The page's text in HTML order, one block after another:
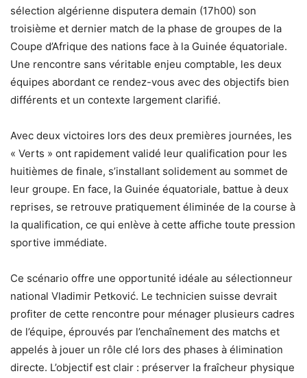
sélection algérienne disputera demain (17h00) son
troisième et dernier match de la phase de groupes de la
Coupe d’Afrique des nations face à la Guinée équatoriale.
Une rencontre sans véritable enjeu comptable, les deux
équipes abordant ce rendez-vous avec des objectifs bien
différents et un contexte largement clarifié.
Avec deux victoires lors des deux premières journées, les
« Verts » ont rapidement validé leur qualification pour les
huitièmes de finale, s’installant solidement au sommet de
leur groupe. En face, la Guinée équatoriale, battue à deux
reprises, se retrouve pratiquement éliminée de la course à
la qualification, ce qui enlève à cette affiche toute pression
sportive immédiate.
Ce scénario offre une opportunité idéale au sélectionneur
national Vladimir Petković. Le technicien suisse devrait
profiter de cette rencontre pour ménager plusieurs cadres
de l’équipe, éprouvés par l’enchaînement des matchs et
appelés à jouer un rôle clé lors des phases à élimination
directe. L’objectif est clair : préserver la fraîcheur physique